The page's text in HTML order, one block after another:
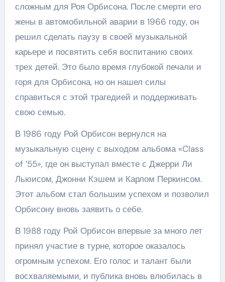
сложным для Роя Орбисона. После смерти его
жены в автомобильной аварии в 1966 году, он
решил сделать паузу в своей музыкальной
карьере и посвятить себя воспитанию своих
трех детей. Это было время глубокой печали и
горя для Орбисона, но он нашел силы
справиться с этой трагедией и поддерживать
свою семью.
В 1986 году Рой Орбисон вернулся на
музыкальную сцену с выходом альбома «Class
of ’55», где он выступал вместе с Джерри Ли
Льюисом, Джонни Кэшем и Карлом Перкинсом.
Этот альбом стал большим успехом и позволил
Орбисону вновь заявить о себе.
В 1988 году Рой Орбисон впервые за много лет
принял участие в турне, которое оказалось
огромным успехом. Его голос и талант были
восхваляемыми, и публика вновь влюбилась в